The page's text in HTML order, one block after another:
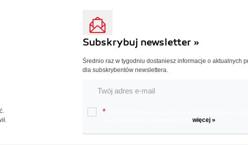
Subskrybuj newsletter »
Średnio raz w tygodniu dostaniesz informacje o aktualnych
dla subskrybentów newslettera.
*
więcej »